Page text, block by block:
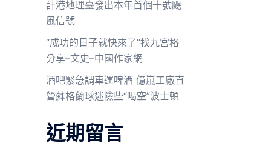
計港地理臺發出本年首個十號颶
風信號
“成功的日子就快來了”找九宮格
分享–文史–中國作家網
酒吧緊急調車運啤酒 億嵐工廠直
營蘇格蘭球迷險些“喝空”波士頓
近期留言